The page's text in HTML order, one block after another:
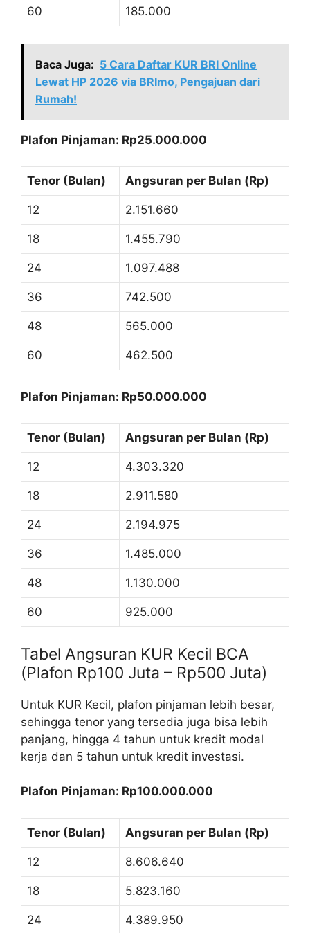
60 185.000
Baca Juga: 5 Cara Daftar KUR BRI Online
Lewat HP 2026 via BRImo, Pengajuan dari
Rumah!
Plafon Pinjaman: Rp25.000.000
Tenor (Bulan) Angsuran per Bulan (Rp)
12 2.151.660
18 1.455.790
24 1.097.488
36 742.500
48 565.000
60 462.500
Plafon Pinjaman: Rp50.000.000
Tenor (Bulan) Angsuran per Bulan (Rp)
12 4.303.320
18 2.911.580
24 2.194.975
36 1.485.000
48 1.130.000
60 925.000
Tabel Angsuran KUR Kecil BCA
(Plafon Rp100 Juta – Rp500 Juta)
Untuk KUR Kecil, plafon pinjaman lebih besar,
sehingga tenor yang tersedia juga bisa lebih
panjang, hingga 4 tahun untuk kredit modal
kerja dan 5 tahun untuk kredit investasi.
Plafon Pinjaman: Rp100.000.000
Tenor (Bulan) Angsuran per Bulan (Rp)
12 8.606.640
18 5.823.160
24 4.389.950